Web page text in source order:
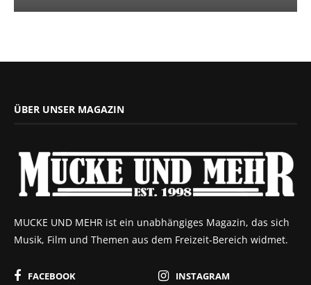
ÜBER UNSER MAGAZIN
MUCKE UND MEHR ist ein unabhängiges Magazin, das sich
Musik, Film und Themen aus dem Freizeit-Bereich widmet.
FACEBOOK
INSTAGRAM